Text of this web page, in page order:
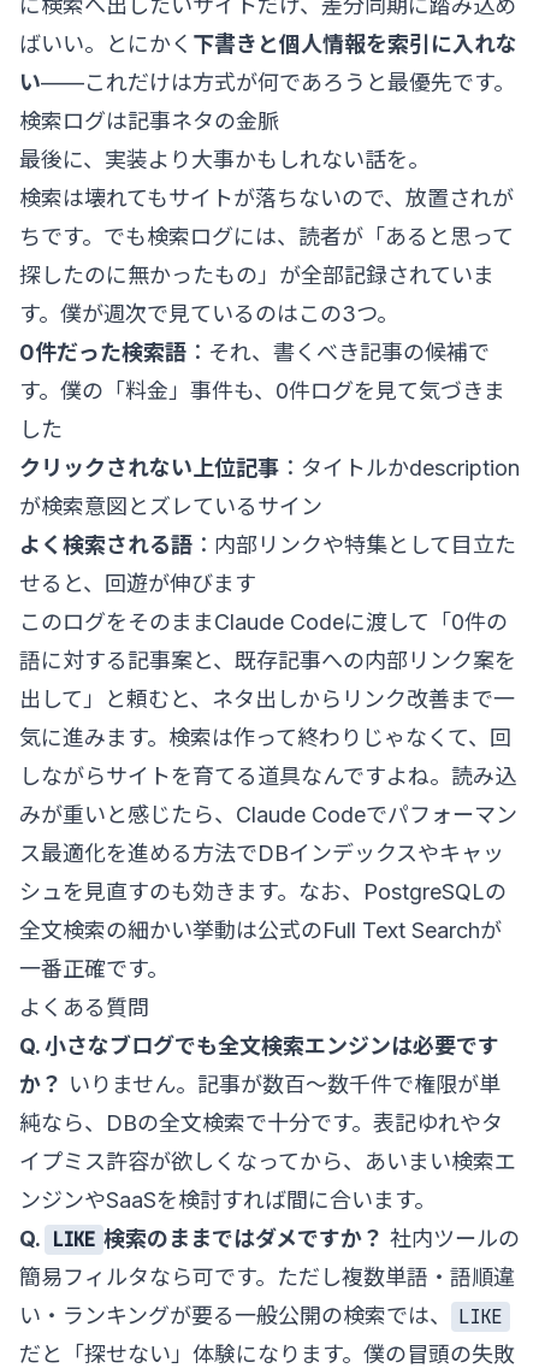
に検索へ出したいサイトだけ、差分同期に踏み込め
ばいい。とにかく 下書きと個人情報を索引に入れな
い——これだけは方式が何であろうと最優先です。
検索ログは記事ネタの金脈
最後に、実装より大事かもしれない話を。
検索は壊れてもサイトが落ちないので、放置されが
ちです。でも検索ログには、読者が「あると思って
探したのに無かったもの」が全部記録されていま
す。僕が週次で見ているのはこの3つ。
0件だった検索語 ：それ、書くべき記事の候補で
す。僕の「料金」事件も、0件ログを見て気づきま
した
クリックされない上位記事 ：タイトルかdescription
が検索意図とズレているサイン
よく検索される語 ：内部リンクや特集として目立た
せると、回遊が伸びます
このログをそのままClaude Codeに渡して「0件の
語に対する記事案と、既存記事への内部リンク案を
出して」と頼むと、ネタ出しからリンク改善まで一
気に進みます。検索は作って終わりじゃなくて、回
しながらサイトを育てる道具なんですよね。読み込
みが重いと感じたら、 Claude Codeでパフォーマン
ス最適化を進める方法でDBインデックスやキャッ
シュを見直すのも効きます。なお、PostgreSQLの
全文検索の細かい挙動は公式のFull Text Searchが
一番正確です。
よくある質問
Q. 小さなブログでも全文検索エンジンは必要です
か？ いりません。記事が数百〜数千件で権限が単
純なら、DBの全文検索で十分です。表記ゆれやタ
イプミス許容が欲しくなってから、あいまい検索エ
ンジンやSaaSを検討すれば間に合います。
Q. LIKE 検索のままではダメですか？ 社内ツールの
簡易フィルタなら可です。ただし複数単語・語順違
い・ランキングが要る一般公開の検索では、
LIKE
だと「探せない」体験になります。僕の冒頭の失敗